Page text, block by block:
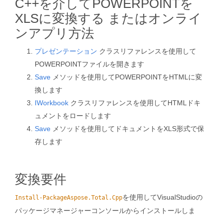
C++を介してPOWERPOINTを
XLSに変換する またはオンライ
ンアプリ方法
プレゼンテーション クラスリファレンスを使用して
POWERPOINTファイルを開きます
Save メソッドを使用してPOWERPOINTをHTMLに変
換します
IWorkbook クラスリファレンスを使用してHTMLドキ
ュメントをロードします
Save メソッドを使用してドキュメントをXLS形式で保
存します
変換要件
Install-PackageAspose.Total.Cppを使用してVisualStudioの
パッケージマネージャーコンソールからインストールしま